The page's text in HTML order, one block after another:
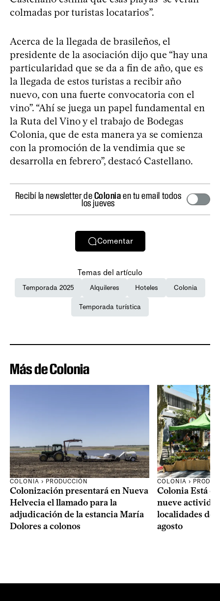
colmadas por turistas locatarios”.
Acerca de la llegada de brasileños, el
presidente de la asociación dijo que “hay una
particularidad que se da a fin de año, que es
la llegada de estos turistas a recibir año
nuevo, con una fuerte convocatoria con el
vino”. “Ahí se juega un papel fundamental en
la Ruta del Vino y el trabajo de Bodegas
Colonia, que de esta manera ya se comienza
con la promoción de la vendimia que se
desarrolla en febrero”, destacó Castellano.
Recibí la newsletter deColoniaen tu email todos
los jueves
Comentar
Temas del artículo
Temporada 2025 Alquileres Hoteles Colonia
Temporada turística
Más de Colonia
COLONIA › PRODUCCIÓN
Colonización presentará en Nueva
Helvecia el llamado para la
adjudicación de la estancia María
Dolores a colonos
COLONIA ›
Colonia Está
nueve
localidades del
agosto